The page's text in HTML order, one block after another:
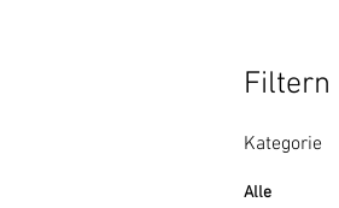
Filtern
Kategorie
Alle